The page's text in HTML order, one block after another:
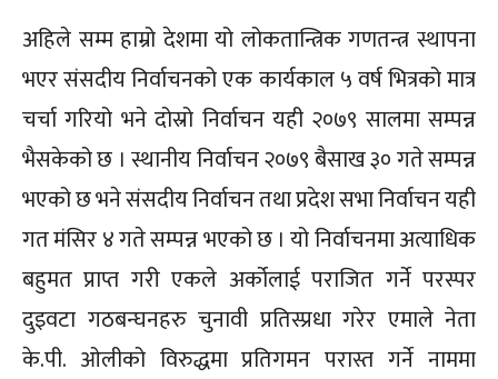
अहिले सम्म हाम्रो देशमा यो लोकतान्त्रिक गणतन्त्र स्थापना
भएर संसदीय निर्वाचनको एक कार्यकाल ५ वर्ष भित्रको मात्र
चर्चा गरियो भने दोस्रो निर्वाचन यही २०७९ सालमा सम्पन्न
भैसकेको छ । स्थानीय निर्वाचन २०७९ बैसाख ३० गते सम्पन्न
भएको छ भने संसदीय निर्वाचन तथा प्रदेश सभा निर्वाचन यही
गत मंसिर ४ गते सम्पन्न भएको छ । यो निर्वाचनमा अत्याधिक
बहुमत प्राप्त गरी एकले अर्कोलाई पराजित गर्ने परस्पर
दुइवटा गठबन्घनहरु चुनावी प्रतिस्प्रधा गरेर एमाले नेता
के.पी. ओलीको विरुद्धमा प्रतिगमन परास्त गर्ने नाममा